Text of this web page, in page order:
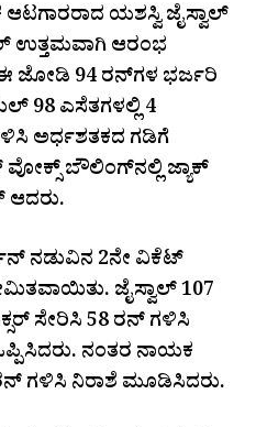
ಯಶಸ್ವಿ ಜೈಸ್ವಾಲ್
ಉತ್ತಮವಾಗಿ ಆರಂಭ
ಜೋಡಿ 94 ರನ್‌ಗಳ ಭರ್ಜರಿ
98 ಎಸೆತಗಳಲ್ಲಿ 4
ಅರ್ಧಶತಕದ ಗಡಿಗೆ
ವೋಕ್ಸ್ ಬೌಲಿಂಗ್‌ನಲ್ಲಿ ಜ್ಯಾಕ್
ಆದರು.
ನಡುವಿನ 2ನೇ ವಿಕೆಟ್
ಜೈಸ್ವಾಲ್ 107
ಸೇರಿಸಿ 58 ರನ್ ಗಳಿಸಿ
ನಂತರ ನಾಯಕ
ಗಳಿಸಿ ನಿರಾಶೆ ಮೂಡಿಸಿದರು.